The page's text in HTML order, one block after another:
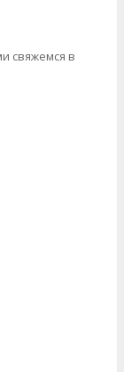
свяжемся в